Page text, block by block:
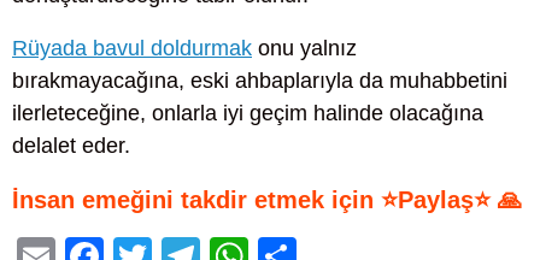
Rüyada bavul doldurmak onu yalnız
bırakmayacağına, eski ahbaplarıyla da muhabbetini
ilerleteceğine, onlarla iyi geçim halinde olacağına
delalet eder.
İnsan emeğini takdir etmek için ⭐Paylaş⭐ 🙏